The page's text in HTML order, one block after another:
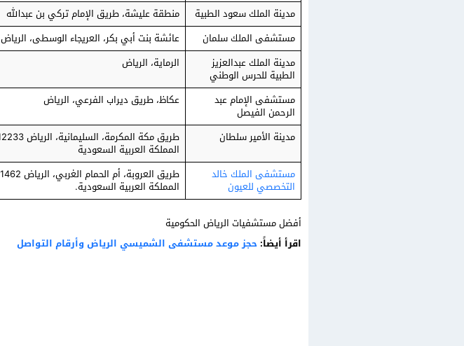
مدينة الملك سعود الطبية منطقة عليشة، طريق الإمام تركي بن عبدالله
مستشفى الملك سلمان
عائشة بنت أبي بكر، العريجاء الوسطى، الرياض
مدينة الملك عبدالعزيز
الطبية للحرس الوطني
الرماية، الرياض
مستشفى الإمام عبد
الرحمن الفيصل
عكاظ، طريق ديراب الفرعي، الرياض
مدينة الأمير سلطان
المملكة العربية السعودية
مستشفى الملك خالد
التخصصي للعيون المملكة العربية السعودية.
أفضل مستشفيات الرياض الحكومية
اقرأ أيضاً: حجز موعد مستشفى الشميسي الرياض وأرقام التواصل